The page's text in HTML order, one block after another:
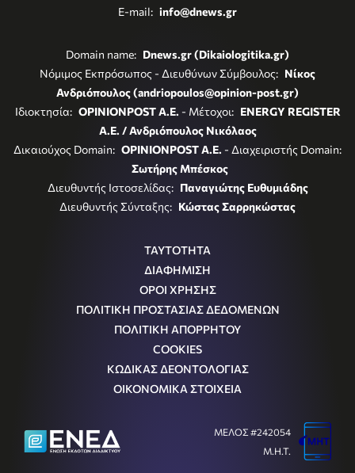
E-mail: info@dnews.gr
Domain name: Dnews.gr (Dikaiologitika.gr)
Νόμιμος Εκπρόσωπος - Διευθύνων Σύμβουλος: Νίκος
Ανδριόπουλος (andriopoulos@opinion-post.gr)
Ιδιοκτησία: OPINIONPOST A.E. - Μέτοχοι: ENERGY REGISTER
Α.Ε. / Ανδριόπουλος Νικόλαος
Δικαιούχος Domain: OPINIONPOST A.E. - Διαχειριστής Domain:
Σωτήρης Μπέσκος
Διευθυντής Ιστοσελίδας: Παναγιώτης Ευθυμιάδης
Διευθυντής Σύνταξης: Κώστας Σαρρηκώστας
ΤΑΥΤΟΤΗΤΑ
ΔΙΑΦΗΜΙΣΗ
ΟΡΟΙ ΧΡΗΣΗΣ
ΠΟΛΙΤΙΚΗ ΠΡΟΣΤΑΣΙΑΣ ΔΕΔΟΜΕΝΩΝ
ΠΟΛΙΤΙΚΗ ΑΠΟΡΡΗΤΟΥ
COOKIES
ΚΩΔΙΚΑΣ ΔΕΟΝΤΟΛΟΓΙΑΣ
ΟΙΚΟΝΟΜΙΚΑ ΣΤΟΙΧΕΙΑ
ΜΕΛΟΣ #242054
Μ.Η.Τ.